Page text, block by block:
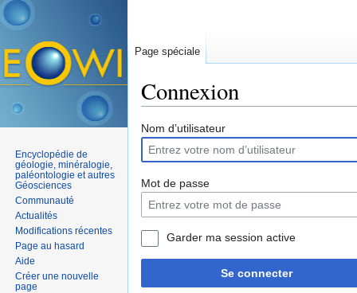
Connexion
Nom d’utilisateur
Mot de passe
Garder ma session active
Se connecter
Page spéciale
Encyclopédie de
géologie, minéralogie,
paléontologie et autres
Géosciences
Communauté
Actualités
Modifications récentes
Page au hasard
Aide
Créer une nouvelle
page